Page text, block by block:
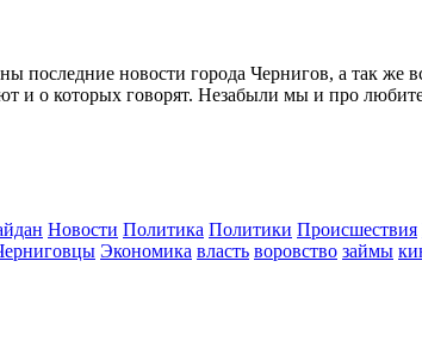
последние новости города Чернигов, а так
и о которых говорят. Незабыли мы и про
Новости Политика Политики Происшествия
Экономика власть воровство займы